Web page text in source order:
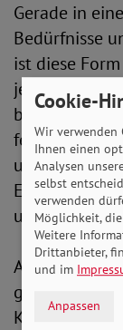
Gerade in
Bedürfnisse
ist diese
je.“
fehlende
und Politik
und die
Auch
Cookie-
Wir verwenden
Ihnen einen
Analysen
selbst
verwenden
Möglichkeit,
Weitere
Drittanbieter,
und im
Anpassen